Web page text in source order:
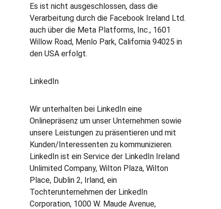
Es ist nicht ausgeschlossen, dass die
Verarbeitung durch die Facebook Ireland Ltd.
auch über die Meta Platforms, Inc., 1601
Willow Road, Menlo Park, California 94025 in
den USA erfolgt.
LinkedIn
Wir unterhalten bei LinkedIn eine
Onlinepräsenz um unser Unternehmen sowie
unsere Leistungen zu präsentieren und mit
Kunden/Interessenten zu kommunizieren.
LinkedIn ist ein Service der LinkedIn Ireland
Unlimited Company, Wilton Plaza, Wilton
Place, Dublin 2, Irland, ein
Tochterunternehmen der LinkedIn
Corporation, 1000 W. Maude Avenue,